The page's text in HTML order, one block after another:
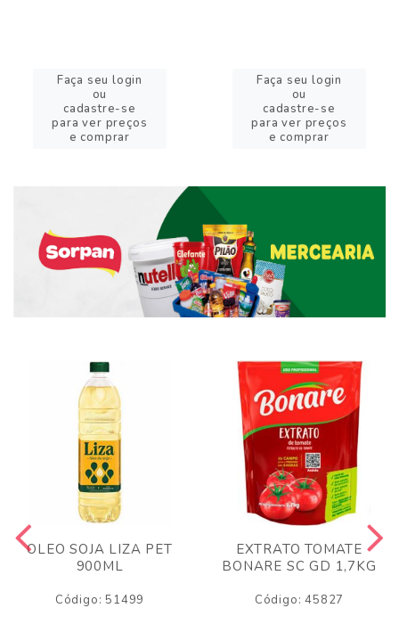
Faça seu login
ou
cadastre-se
para ver preços
e comprar
Faça seu login
ou
cadastre-se
para ver preços
e comprar
OLEO SOJA LIZA PET
900ML
Código: 51499
EXTRATO TOMATE
BONARE SC GD 1,7KG
Código: 45827